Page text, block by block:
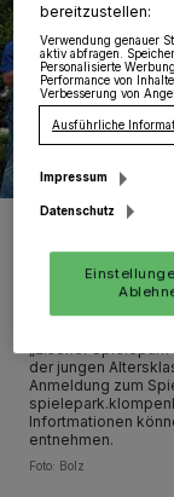
Nach zweijähriger
statt. Nach dieser
allen voran die
Vorstand, die
– auf dieses
„Elsener
der jungen
Anmeldung zum
Infortmationen
entnehmen.
Foto: Bolz
bereitzustellen:
Verwendung genauer
aktiv abfragen.
Personalisierte
Performance von
Verbesserung von
Ausführliche
Impressum
Datenschutz